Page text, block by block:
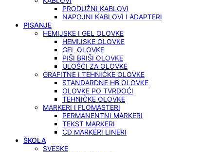
PRODUŽNI KABLOVI
NAPOJNI KABLOVI I ADAPTERI
PISANJE
HEMIJSKE I GEL OLOVKE
HEMIJSKE OLOVKE
GEL OLOVKE
PIŠI BRIŠI OLOVKE
ULOŠCI ZA OLOVKE
GRAFITNE I TEHNIČKE OLOVKE
STANDARDNE HB OLOVKE
OLOVKE PO TVRDOĆI
TEHNIČKE OLOVKE
MARKERI I FLOMASTERI
PERMANENTNI MARKERI
TEKST MARKERI
CD MARKERI LINERI
ŠKOLA
SVESKE